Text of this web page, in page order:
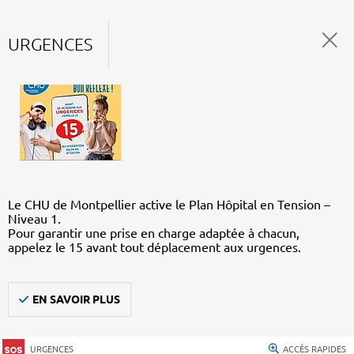
URGENCES
Le CHU de Montpellier active le Plan Hôpital en Tension –
Niveau 1.
Pour garantir une prise en charge adaptée à chacun,
appelez le 15 avant tout déplacement aux urgences.
EN SAVOIR PLUS
URGENCES ACCÈS RAPIDES